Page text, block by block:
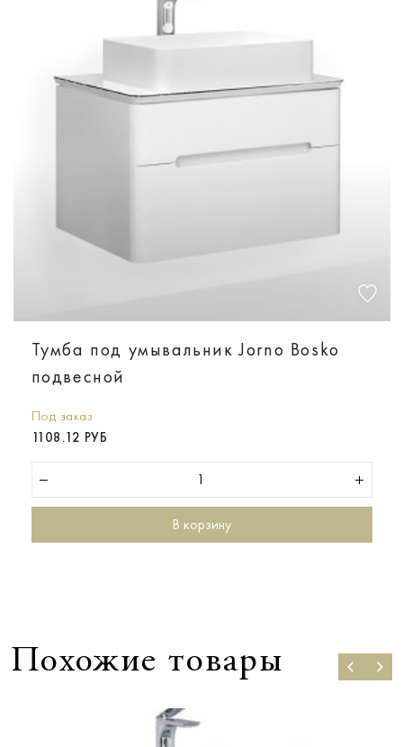
Тумба под умывальник Jorno Bosko
подвесной
Под заказ
1108.12 РУБ
В корзину
Похожие товары